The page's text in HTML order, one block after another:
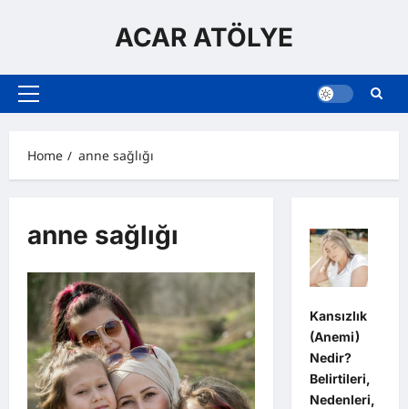
ACAR ATÖLYE
Primary
Home
anne sağlığı
anne sağlığı
Kansızlık
(Anemi)
Nedir?
Belirtileri,
Nedenleri,